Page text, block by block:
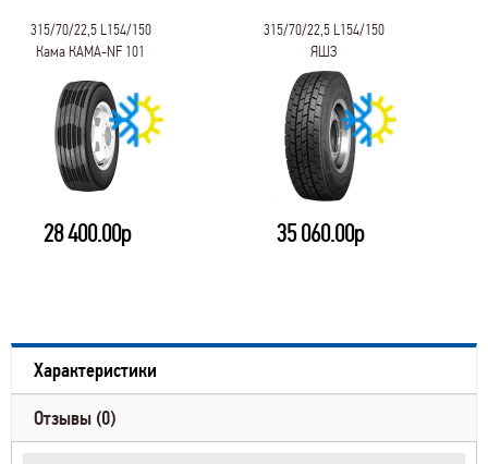
315/70/22,5 L154/150
Кама КАМА-NF 101
28 400.00р
315/70/22,5 L154/150
ЯШЗ
CORDIAN_PROFESSIONAL
DR-1
35 060.00р
Характеристики
Отзывы (0)